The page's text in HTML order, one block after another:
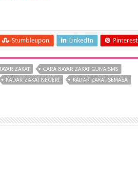
Stumbleupon LinkedIn Pinterest
ZAKAT
CARA BAYAR ZAKAT GUNA SMS
KADAR ZAKAT NEGERI
KADAR ZAKAT SEMASA